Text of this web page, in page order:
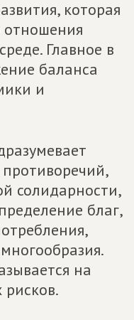
которая
Главное в
баланса
и
солидарности,
благ,
на
рисков.